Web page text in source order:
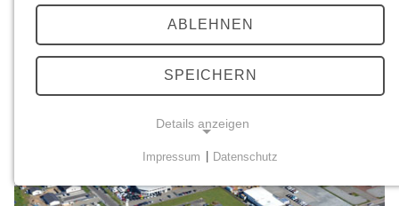
Die Gemeinde Schorfheide zählt zur Hauptstadtregion
Berlin/Brandenburg. Ihre besondere Lagegunst verdankt sie
zwei Autobahnabfahrten (Finowfurt und Werbellin) an der A
11. Über diese erreichen Sie die beiden Gewerbeparks
Finowfurt und Eberswalde/Lichterfelde.
ABLEHNEN
SPEICHERN
Details anzeigen
Notwendige Cookies werden für grundlegende
Impressum Datenschutz